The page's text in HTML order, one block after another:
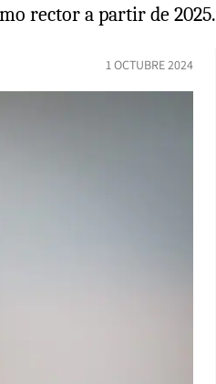
rector a partir de 2025.
1 OCTUBRE 2024